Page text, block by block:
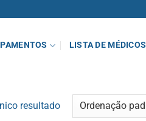
LISTA DE MÉDICOS
resultado